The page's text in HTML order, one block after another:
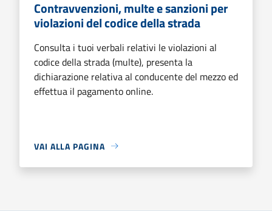
Contravvenzioni, multe e sanzioni per
violazioni del codice della strada
Consulta i tuoi verbali relativi le violazioni al
codice della strada (multe), presenta la
dichiarazione relativa al conducente del mezzo ed
effettua il pagamento online.
VAI ALLA PAGINA